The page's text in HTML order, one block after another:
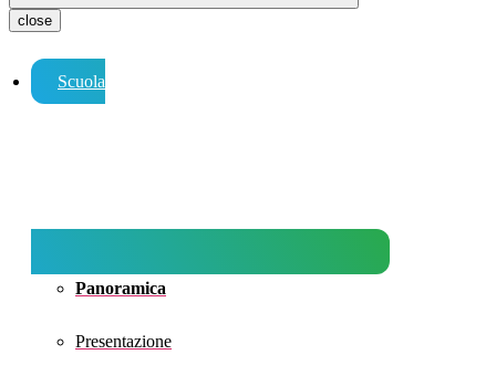
close
Scuola
Panoramica
Presentazione